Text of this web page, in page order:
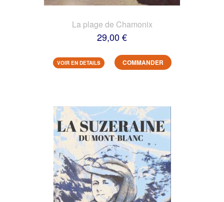
La plage de Chamonix
29,00 €
VOIR EN DETAILS COMMANDER